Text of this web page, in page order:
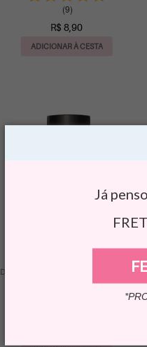
Já
(9)
R$ 8,90
ADICIONAR À CESTA
Desodorante Roll-on GB Men V12